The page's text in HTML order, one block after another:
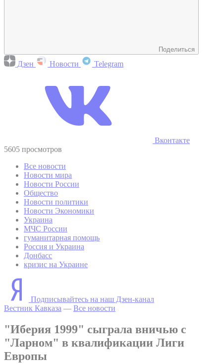
Поделиться
Дзен Новости Telegram
Вконтакте
5605 просмотров
Все новости
Новости мира
Новости России
Общество
Новости политики
Новости Экономики
Украина
МЧС России
гуманитарная помощь
Россия и Украина
Донбасс
кризис на Украине
Подписывайтесь на наш Дзен-канал
Вестник Кавказа — Все новости
"Иберия 1999" сыграла вничью с
"Ларном" в квалификации Лиги
Европы